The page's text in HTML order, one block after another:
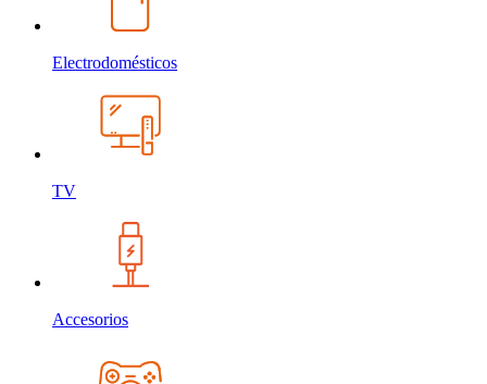
Electrodomésticos
TV
Accesorios